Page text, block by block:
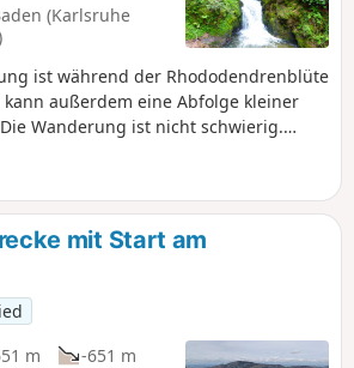
(Karlsruhe
ist während der Rhododendrenblüte
außerdem eine Abfolge kleiner
Wanderung ist nicht schwierig.
mit Start am
m
-651 m